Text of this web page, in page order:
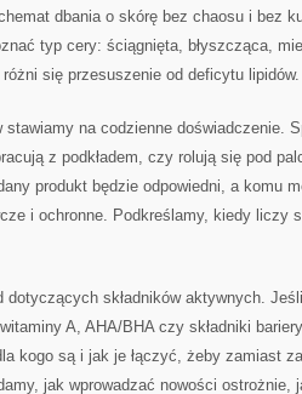
dbania o skórę bez chaosu i bez
typ cery: ściągnięta, błyszcząca,
się przesuszenie od deficytu lipidów.
na codzienne doświadczenie.
z podkładem, czy rolują się pod
produkt będzie odpowiedni, a komu
i ochronne. Podkreślamy, kiedy liczy
dotyczących składników aktywnych.
A, AHA/BHA czy składniki
kogo są i jak je łączyć, żeby zamiast
jak wprowadzać nowości ostrożnie,